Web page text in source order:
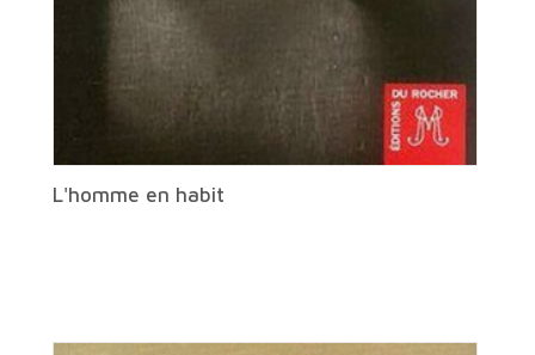
L'homme en habit